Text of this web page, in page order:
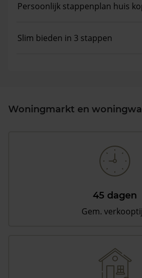
Persoonlijk stappenplan huis
Slim bieden in 3 stappen
Woningmarkt en
45 dagen
Gem.